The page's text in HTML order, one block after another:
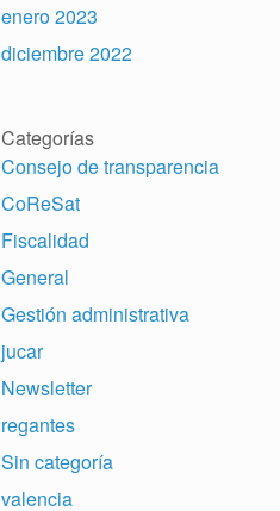
enero 2023
diciembre 2022
Categorías
Consejo de transparencia
CoReSat
Fiscalidad
General
Gestión administrativa
jucar
Newsletter
regantes
Sin categoría
valencia